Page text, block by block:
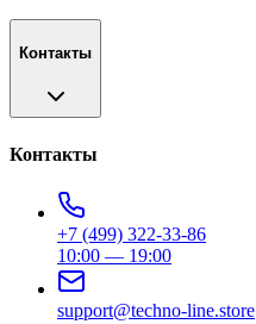
Контакты
Контакты
+7 (499) 322-33-86
10:00 — 19:00
support@techno-line.store